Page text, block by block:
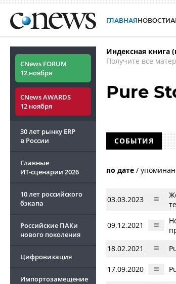
ГЛАВНАЯНОВОСТИ
CNews FORUM
12 ноября
CNews AWARDS
12 ноября
30 лет рынку ERP
в России
Главные
ИТ-сценарии 2026
10 лет российского
бэкапа
Российские ПАКи
нового поколения
Цифровизация
Импортозамещение
Индексная книга
Получите все
Pure
СОБЫТИЯ
по дате /
03.03.2023
09.12.2021
18.02.2021
17.09.2020